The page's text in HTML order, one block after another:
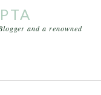
and a renowned
Your Child